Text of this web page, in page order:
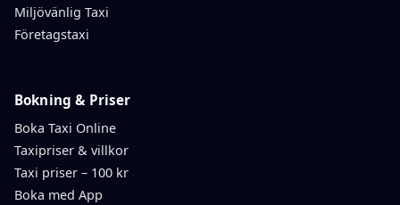
Miljövänlig Taxi
Företagstaxi
Bokning & Priser
Boka Taxi Online
Taxipriser & villkor
Taxi priser – 100 kr
Boka med App